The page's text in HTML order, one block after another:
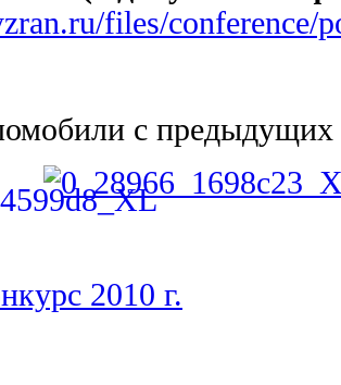
files/conference/
с предыдущих
2010 г.